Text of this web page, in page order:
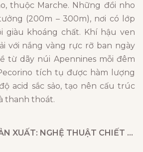
thuộc Marche. Những đồi nho
(200m – 300m), nơi có lớp
giàu khoáng chất. Khí hậu ven
với nắng vàng rực rỡ ban ngày
từ dãy núi Apennines mỗi đêm
tích tụ được hàm lượng
acid sắc sảo, tạo nên cấu trúc
thanh thoát.
2.2. QUY TRÌNH SẢN XUẤT: NGHỆ THUẬT CHIẾT XUẤT HƯƠNG THƠM